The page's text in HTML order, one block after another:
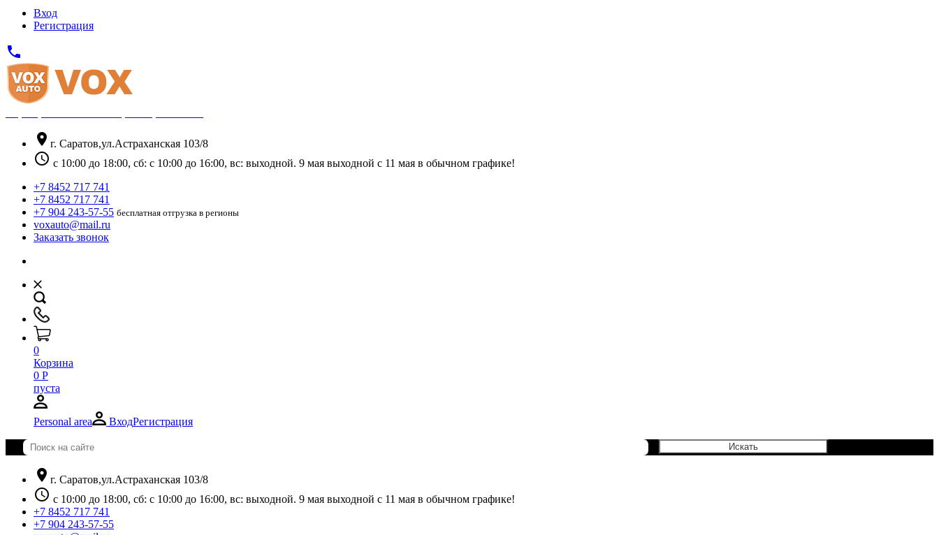
Вход
Регистрация
phone
location_on г. Саратов,ул.Астраханская 103/8
schedule с 10:00 до 18:00, сб: с 10:00 до 16:00, вс: выходной. 9 мая выходной с 11 мая в обычном графике!
+7 8452 717 741
+7 8452 717 741
+7 904 243-57-55 бесплатная отгрузка в регионы
voxauto@mail.ru
Заказать звонок
0
Корзина
0 Р
пуста
Personal area ВходРегистрация
location_on г. Саратов,ул.Астраханская 103/8
schedule с 10:00 до 18:00, сб: с 10:00 до 16:00, вс: выходной. 9 мая выходной с 11 мая в обычном графике!
+7 8452 717 741
+7 904 243-57-55